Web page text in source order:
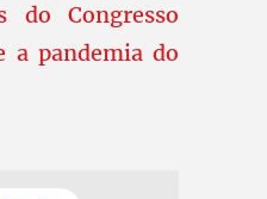
do Congresso
a pandemia do